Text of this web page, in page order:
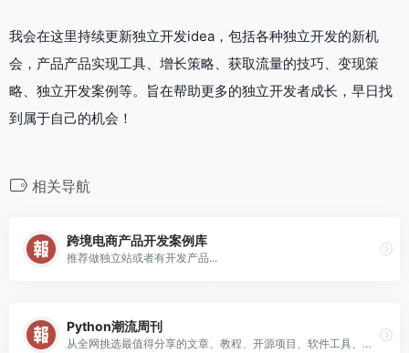
我会在这里持续更新独立开发idea，包括各种独立开发的新机
会，产品产品实现工具、增长策略、获取流量的技巧、变现策
略、独立开发案例等。旨在帮助更多的独立开发者成长，早日找
到属于自己的机会！
相关导航
跨境电商产品开发案例库
推荐做独立站或者有开发产品...
Python潮流周刊
从全网挑选最值得分享的文章、教程、开源项目、软件工具、播客和视频、热门话题等丰富内容，第一时间汇聚给你阅读。